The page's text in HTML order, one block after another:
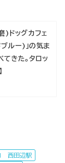
)ドッグカフェ
ルー)」の気ま
きた。タロッ
西田辺駅